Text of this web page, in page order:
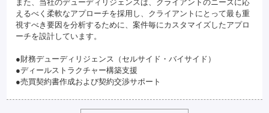
また、当社のデューディリジェンスは、クライアントのニーズに応
えるべく柔軟なアプローチを採用し、クライアントにとって最も重
視すべき要因を分析するために、案件毎にカスタマイズしたアプロ
ーチを設計しています。
●財務デューディリジェンス（セルサイド・バイサイド）
●ディールストラクチャー構築支援
●売買契約書作成および契約交渉サポート